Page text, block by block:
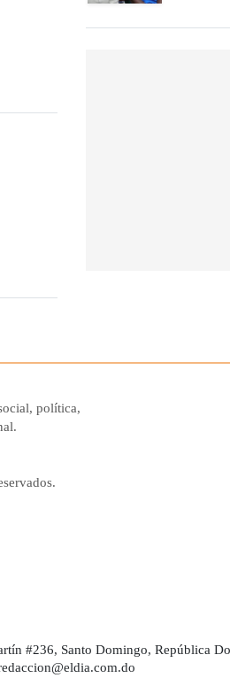
política,
#236, Santo Domingo, República